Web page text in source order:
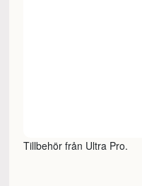
Tillbehör från Ultra Pro.